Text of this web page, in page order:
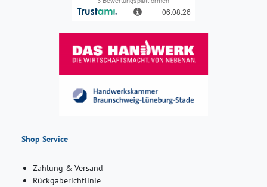
Shop Service
Zahlung & Versand
Rückgaberichtlinie